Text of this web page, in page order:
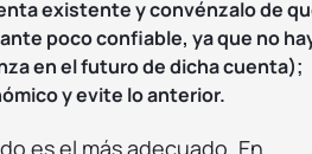
existente y convénzalo de
poco confiable, ya que no
en el futuro de dicha cuenta);
y evite lo anterior.
es el más adecuado. En